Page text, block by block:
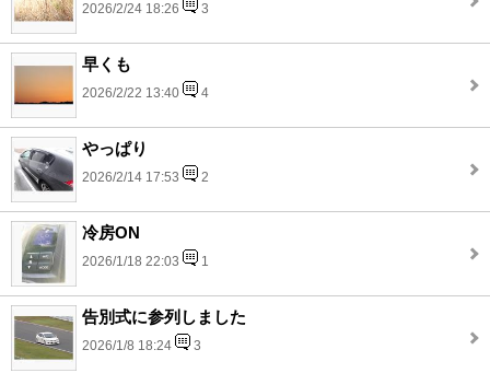
2026/2/24 18:26 3
早くも
2026/2/22 13:40 4
やっぱり
2026/2/14 17:53 2
冷房ON
2026/1/18 22:03 1
告別式に参列しました
2026/1/8 18:24 3